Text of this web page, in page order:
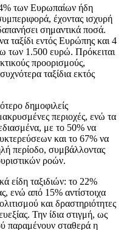
των Ευρωπαίων ήδη
έχοντας ισχυρή
σημαντικά ποσά.
ταξίδι εντός Ευρώπης και 4
των 1.500 ευρώ. Πρόκειται
προορισμούς,
ταξίδια εκτός
δημοφιλείς
περιοχές, ενώ τα
με το 50% να
και το 67% να
περίοδο, συμβάλλοντας
ροών.
είδη ταξιδιών: το 22%
ενώ από 15% αντίστοιχα
και δραστηριότητες
Την ίδια στιγμή, ως
παραμένουν σταθερά η